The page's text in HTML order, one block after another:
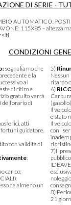
DI SERIE -
AUTOMATICO,
115X85 – altezza
siti..
CONDIZIONI
segnaliamo che
e la
al
di ritiro e
gratuito verrà
di
atti
guidatore.
con validità di
:
carico;
da almeno un
5)
Nessun
ritardo
6)
Il
è stato
Il
con i
7)Il
8)
21